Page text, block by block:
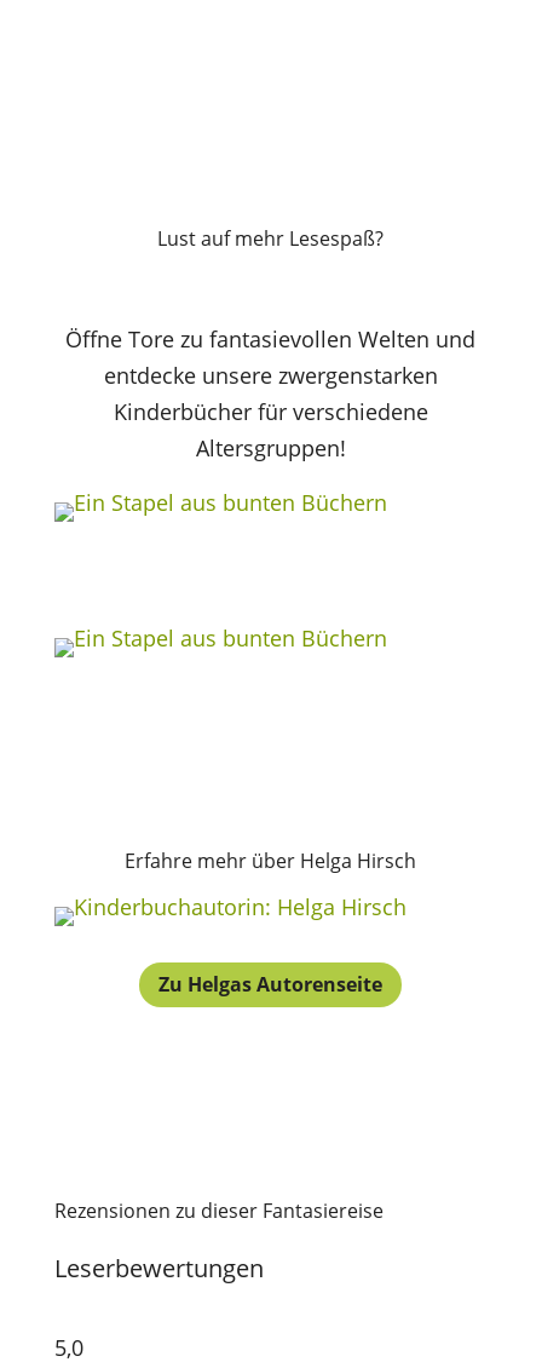
Lust auf mehr Lesespaß?
Öffne Tore zu fantasievollen Welten und
entdecke unsere zwergenstarken
Kinderbücher für verschiedene
Altersgruppen!
Erfahre mehr über Helga Hirsch
Zu Helgas Autorenseite
Rezensionen zu dieser Fantasiereise
Leserbewertungen
5,0